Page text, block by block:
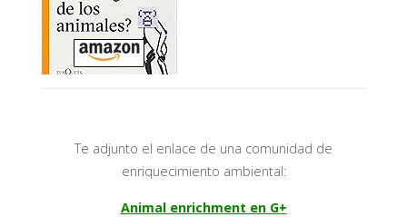
Te adjunto el enlace de una comunidad de
enriquecimiento ambiental:
Animal enrichment en G+